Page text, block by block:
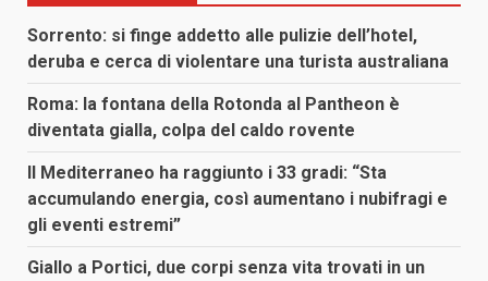
Sorrento: si finge addetto alle pulizie dell’hotel,
deruba e cerca di violentare una turista australiana
Roma: la fontana della Rotonda al Pantheon è
diventata gialla, colpa del caldo rovente
Il Mediterraneo ha raggiunto i 33 gradi: “Sta
accumulando energia, così aumentano i nubifragi e
gli eventi estremi”
Giallo a Portici, due corpi senza vita trovati in un